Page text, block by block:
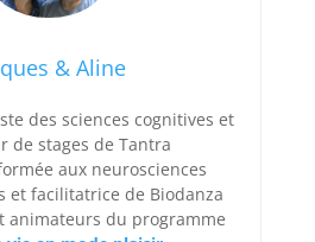
& Aline
des sciences cognitives et
de stages de Tantra
aux neurosciences
et facilitatrice de Biodanza
animateurs du programme